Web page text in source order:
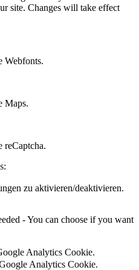
site. Changes will take effect
Webfonts.
Maps.
reCaptcha.
zu aktivieren/deaktivieren.
- You can choose if you want
Analytics Cookie.
Analytics Cookie.